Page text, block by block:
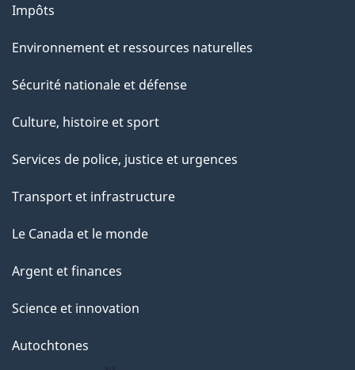
e
Impôts
Environnement et ressources naturelles
Sécurité nationale et défense
Culture, histoire et sport
Services de police, justice et urgences
Transport et infrastructure
Le Canada et le monde
Argent et finances
Science et innovation
Autochtones